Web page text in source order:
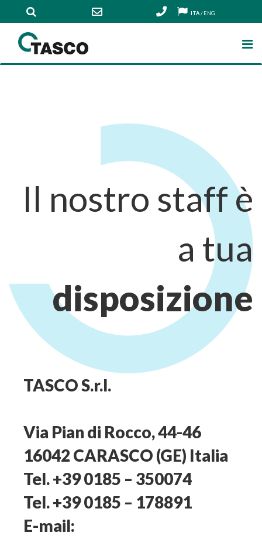
ITA/ENG
Il nostro staff è
a tua
disposizione
TASCO S.r.l.
Via Pian di Rocco, 44-46
16042 CARASCO (GE) Italia
Tel. +39 0185 – 350074
Tel. +39 0185 – 178891
E-mail: